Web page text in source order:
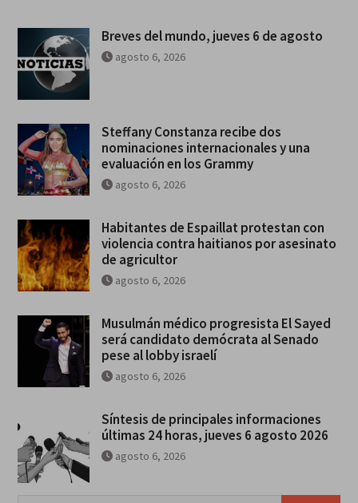
Breves del mundo, jueves 6 de agosto
agosto 6, 2026
Steffany Constanza recibe dos
nominaciones internacionales y una
evaluación en los Grammy
agosto 6, 2026
Habitantes de Espaillat protestan con
violencia contra haitianos por asesinato
de agricultor
agosto 6, 2026
Musulmán médico progresista El Sayed
será candidato demócrata al Senado
pese al lobby israelí
agosto 6, 2026
Síntesis de principales informaciones
últimas 24 horas, jueves 6 agosto 2026
agosto 6, 2026